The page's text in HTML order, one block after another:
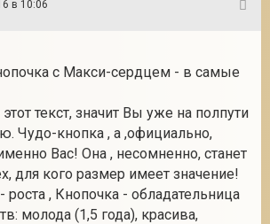
в 10:06
с Макси-сердцем - в самые
текст, значит Вы уже на полпути
Чудо-кнопка , а ,официально,
Вас! Она , несомненно, станет
для кого размер имеет значение!
, Кнопочка - обладательница
молода (1,5 года), красива,